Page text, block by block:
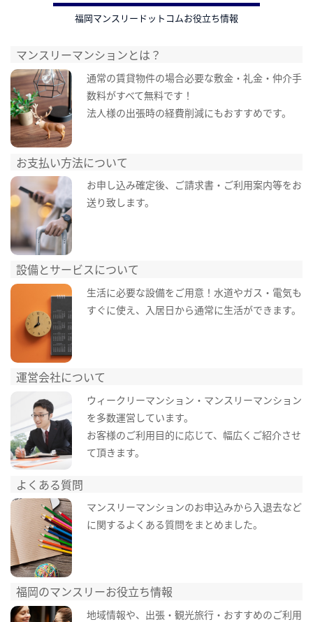
福岡マンスリードットコムお役立ち情報
マンスリーマンションとは？
通常の賃貸物件の場合必要な敷金・礼金・仲介手
数料がすべて無料です！
法人様の出張時の経費削減にもおすすめです。
お支払い方法について
お申し込み確定後、ご請求書・ご利用案内等をお
送り致します。
設備とサービスについて
生活に必要な設備をご用意！水道やガス・電気も
すぐに使え、入居日から通常に生活ができます。
運営会社について
ウィークリーマンション・マンスリーマンション
を多数運営しています。
お客様のご利用目的に応じて、幅広くご紹介させ
て頂きます。
よくある質問
マンスリーマンションのお申込みから入退去など
に関するよくある質問をまとめました。
福岡のマンスリーお役立ち情報
地域情報や、出張・観光旅行・おすすめのご利用